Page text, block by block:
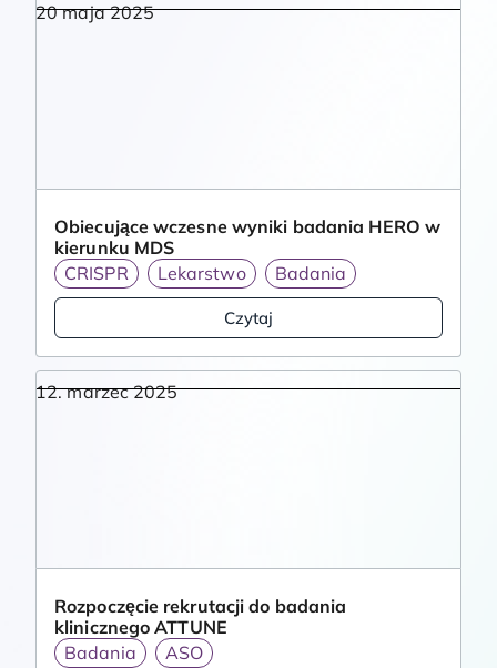
20 maja 2025
Obiecujące wczesne wyniki badania HERO w
kierunku MDS
CRISPR
Lekarstwo Badania
Czytaj
12. marzec 2025
Rozpoczęcie rekrutacji do badania
klinicznego ATTUNE
Badania
ASO